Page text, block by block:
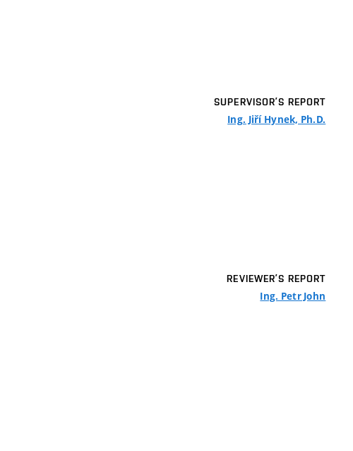
SUPERVISOR’S REPORT
Ing. Jiří Hynek, Ph.D.
REVIEWER’S REPORT
Ing. Petr John